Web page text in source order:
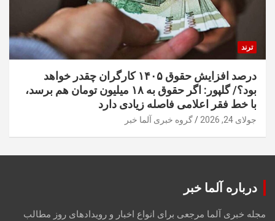
ترند
درصد افزایش حقوق ۱۴۰۵ کارگران چقدر خواهد
بود؟/ گلپور: اگر حقوق به ۱۸ میلیون تومان هم برسد،
با خط فقر اعلامی فاصله زیادی دارد
جولای 24, 2026 گروه خبری آلما خبر
درباره آلما خبر
مجله خبری آلما مرجعی برای انواع اخبار و رویدادهای روز مطالب